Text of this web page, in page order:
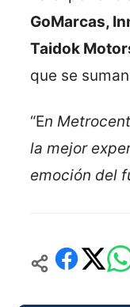
GoMarcas,
Taidok
que se
“En
la mejor
emoción del